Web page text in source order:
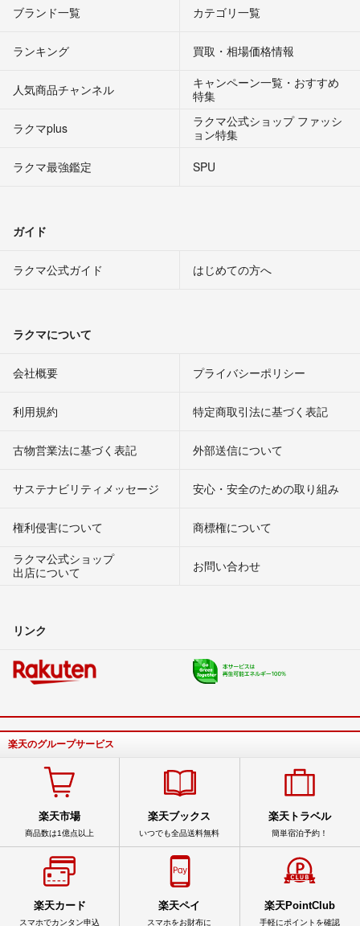
ブランド一覧 カテゴリ一覧
ランキング 買取・相場価格情報
人気商品チャンネル
キャンペーン一覧・おすすめ
特集
ラクマplus
ラクマ公式ショップ ファッシ
ョン特集
ラクマ最強鑑定
SPU
ガイド
ラクマ公式ガイド はじめての方へ
ラクマについて
会社概要 プライバシーポリシー
利用規約 特定商取引法に基づく表記
古物営業法に基づく表記 外部送信について
サステナビリティメッセージ 安心・安全のための取り組み
権利侵害について
商標権について
ラクマ公式ショップ
出店について
お問い合わせ
リンク
楽天のグループサービス
楽天市場
商品数は1億点以上
楽天ブックス
いつでも全品送料無料
楽天トラベル
簡単宿泊予約！
楽天カード
スマホでカンタン申込
楽天ペイ
スマホをお財布に
楽天PointClub
手軽にポイントを確認